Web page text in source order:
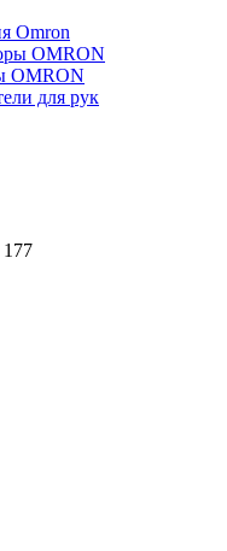
Omron
OMRON
OMRON
для рук
177